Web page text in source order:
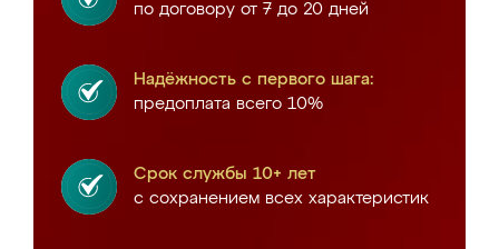
по договору от 7 до 20 дней
Надёжность с первого шага:
предоплата всего 10%
Срок службы 10+ лет
с сохранением всех характеристик